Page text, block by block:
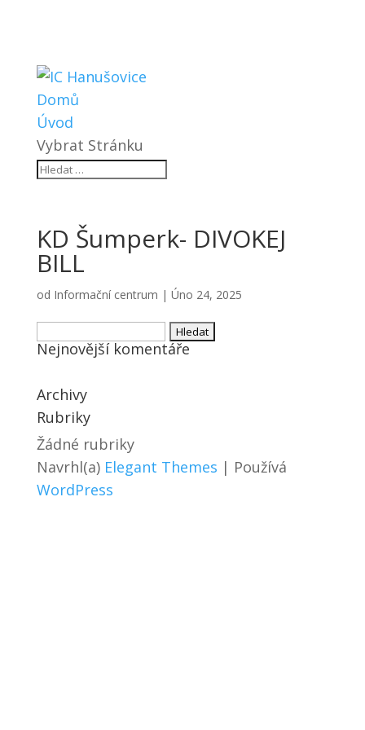
Domů
Úvod
Vybrat Stránku
KD Šumperk- DIVOKEJ
BILL
od Informační centrum | Úno 24, 2025
Vyhledávání
Nejnovější komentáře
Archivy
Rubriky
Žádné rubriky
Navrhl(a) Elegant Themes | Používá
WordPress